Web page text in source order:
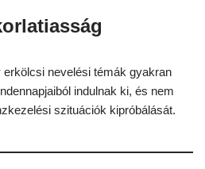
nevelési témák gyakran
indulnak ki, és nem
szituációk kipróbálását.